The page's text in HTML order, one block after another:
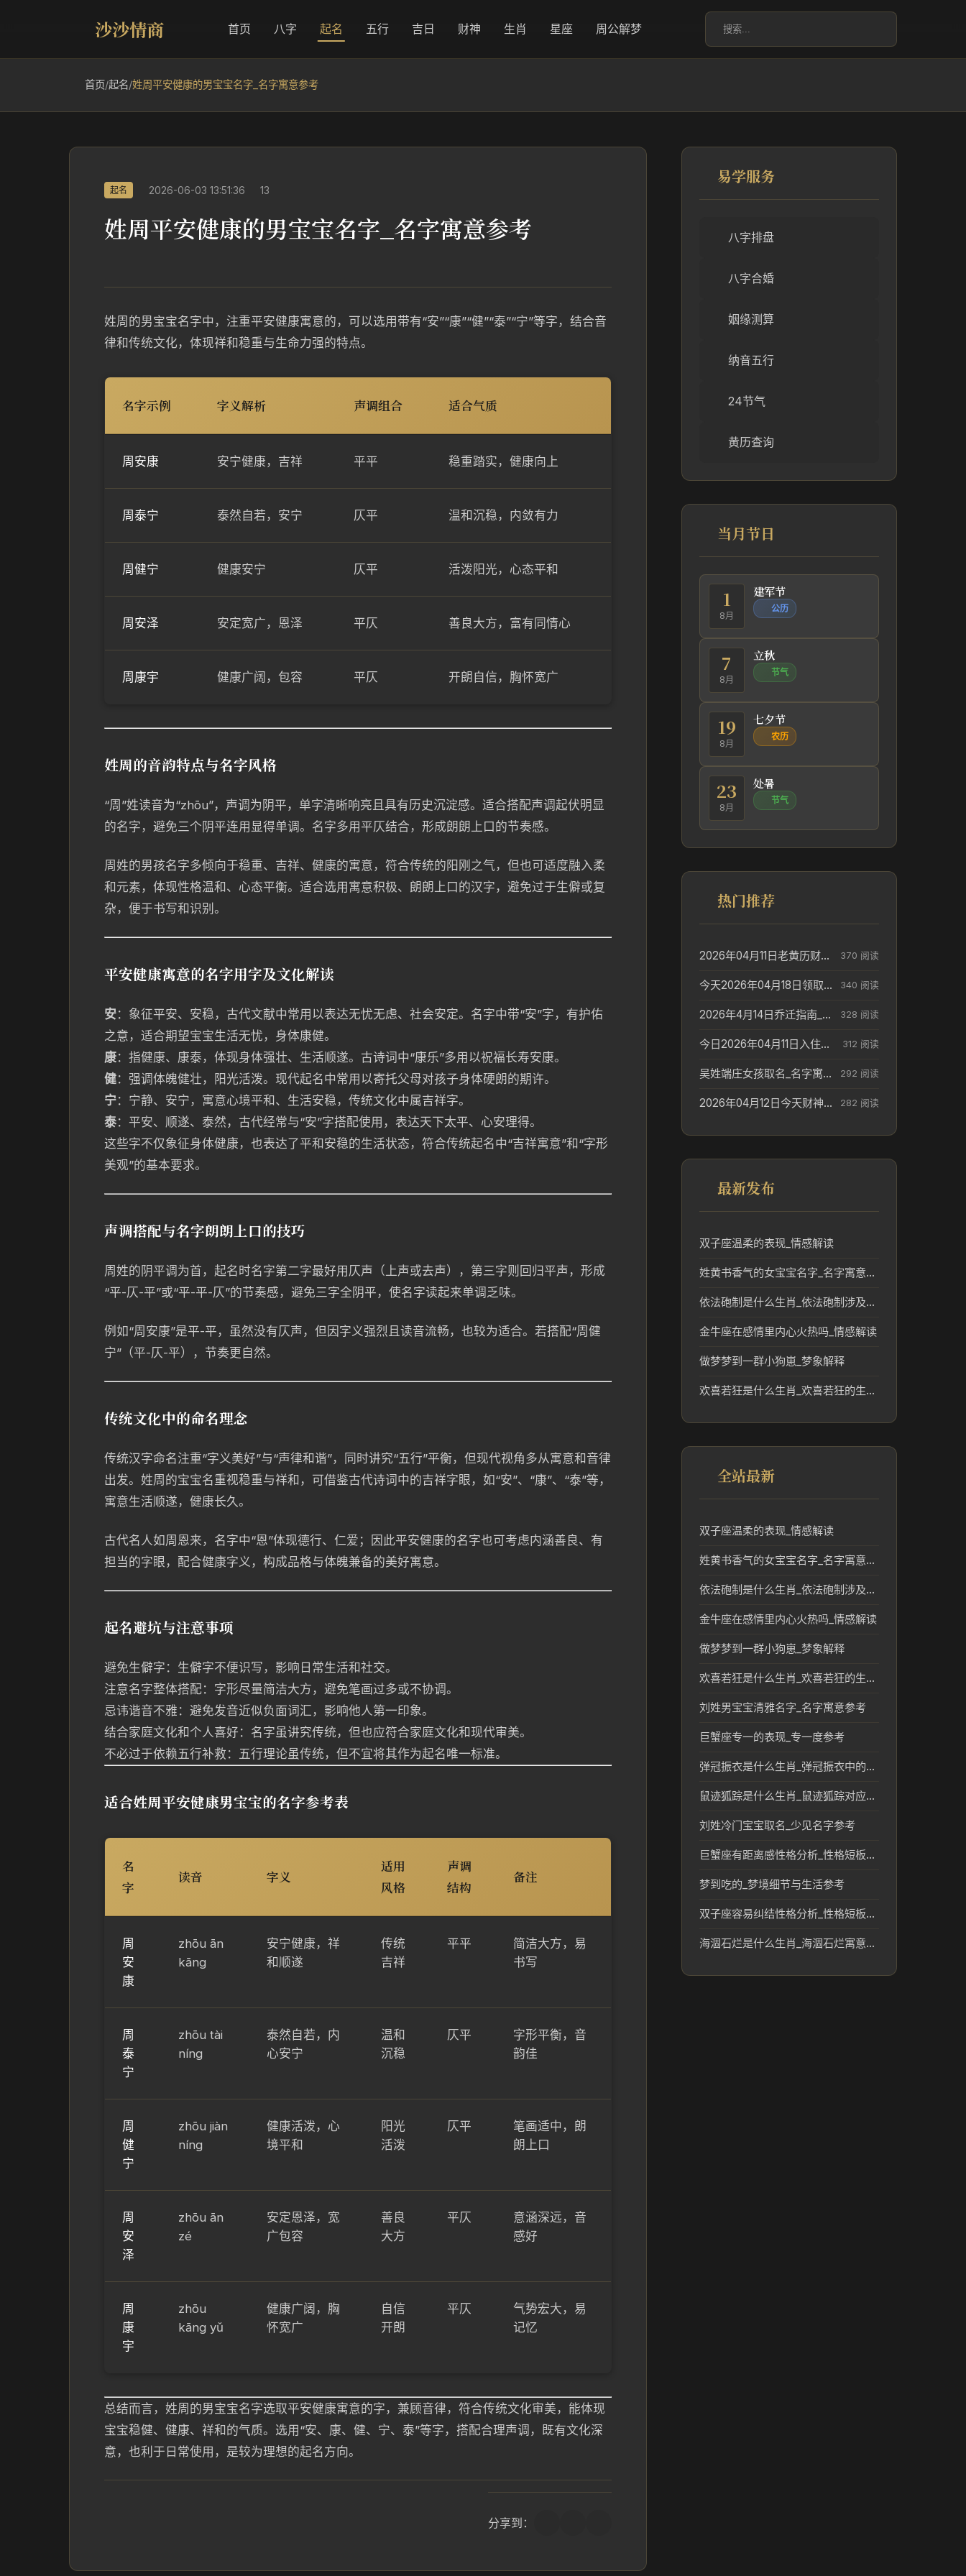
沙沙情商 首页 八字 起名 五行 吉日 财神 生肖 星座 周公解梦
首页/起名/姓周平安健康的男宝宝名字_名字寓意参考
起名 2026-06-03 13:51:36 13
姓周平安健康的男宝宝名字_名字寓意参考
姓周的男宝宝名字中，注重平安健康寓意的，可以选用带有“安”“康”“健”“泰”“宁”等字，结合音
律和传统文化，体现祥和稳重与生命力强的特点。
名字示例 字义解析 声调组合 适合气质
周安康 安宁健康，吉祥 平平 稳重踏实，健康向上
周泰宁 泰然自若，安宁 仄平 温和沉稳，内敛有力
周健宁 健康安宁 仄平 活泼阳光，心态平和
周安泽 安定宽广，恩泽 平仄 善良大方，富有同情心
周康宇 健康广阔，包容 平仄 开朗自信，胸怀宽广
姓周的音韵特点与名字风格
“周”姓读音为“zhōu”，声调为阴平，单字清晰响亮且具有历史沉淀感。适合搭配声调起伏明显
的名字，避免三个阴平连用显得单调。名字多用平仄结合，形成朗朗上口的节奏感。
周姓的男孩名字多倾向于稳重、吉祥、健康的寓意，符合传统的阳刚之气，但也可适度融入柔
和元素，体现性格温和、心态平衡。适合选用寓意积极、朗朗上口的汉字，避免过于生僻或复
杂，便于书写和识别。
平安健康寓意的名字用字及文化解读
安：象征平安、安稳，古代文献中常用以表达无忧无虑、社会安定。名字中带“安”字，有护佑
之意，适合期望宝宝生活无忧，身体康健。
康：指健康、康泰，体现身体强壮、生活顺遂。古诗词中“康乐”多用以祝福长寿安康。
健：强调体魄健壮，阳光活泼。现代起名中常用以寄托父母对孩子身体硬朗的期许。
宁：宁静、安宁，寓意心境平和、生活安稳，传统文化中属吉祥字。
泰：平安、顺遂、泰然，古代经常与“安”字搭配使用，表达天下太平、心安理得。
这些字不仅象征身体健康，也表达了平和安稳的生活状态，符合传统起名中“吉祥寓意”和“字形
美观”的基本要求。
声调搭配与名字朗朗上口的技巧
周姓的阴平调为首，起名时名字第二字最好用仄声（上声或去声），第三字则回归平声，形成
“平-仄-平”或“平-平-仄”的节奏感，避免三字全阴平，使名字读起来单调乏味。
例如“周安康”是平-平，虽然没有仄声，但因字义强烈且读音流畅，也较为适合。若搭配“周健
宁”（平-仄-平），节奏更自然。
传统文化中的命名理念
传统汉字命名注重“字义美好”与“声律和谐”，同时讲究“五行”平衡，但现代视角多从寓意和音律
出发。姓周的宝宝名重视稳重与祥和，可借鉴古代诗词中的吉祥字眼，如“安”、“康”、“泰”等，
寓意生活顺遂，健康长久。
古代名人如周恩来，名字中“恩”体现德行、仁爱；因此平安健康的名字也可考虑内涵善良、有
担当的字眼，配合健康字义，构成品格与体魄兼备的美好寓意。
起名避坑与注意事项
避免生僻字：生僻字不便识写，影响日常生活和社交。
注意名字整体搭配：字形尽量简洁大方，避免笔画过多或不协调。
忌讳谐音不雅：避免发音近似负面词汇，影响他人第一印象。
结合家庭文化和个人喜好：名字虽讲究传统，但也应符合家庭文化和现代审美。
不必过于依赖五行补救：五行理论虽传统，但不宜将其作为起名唯一标准。
适合姓周平安健康男宝宝的名字参考表
名
字
读音 字义
适用
风格
声调
结构
备注
周
安
康
zhōu ān
kāng
安宁健康，祥
和顺遂
传统
吉祥
平平
简洁大方，易
书写
周
泰
宁
zhōu tài
níng
泰然自若，内
心安宁
温和
沉稳
仄平
字形平衡，音
韵佳
周
健
宁
zhōu jiàn
níng
健康活泼，心
境平和
阳光
活泼
仄平
笔画适中，朗
朗上口
周
安
泽
zhōu ān
zé
安定恩泽，宽
广包容
善良
大方
平仄
意涵深远，音
感好
周
康
宇
zhōu
kāng yǔ
健康广阔，胸
怀宽广
自信
开朗
平仄
气势宏大，易
记忆
总结而言，姓周的男宝宝名字选取平安健康寓意的字，兼顾音律，符合传统文化审美，能体现
宝宝稳健、健康、祥和的气质。选用“安、康、健、宁、泰”等字，搭配合理声调，既有文化深
意，也利于日常使用，是较为理想的起名方向。
分享到：
易学服务
八字排盘
八字合婚
姻缘测算
纳音五行
24节气
黄历查询
当月节日
1
8月
建军节
公历
7
8月
立秋
节气
19
8月
七夕节
农历
23
8月
处暑
节气
热门推荐
2026年04月11日老黄历财神方位_财神方位与供奉讲究 370 阅读
今天2026年04月18日领取结婚证老黄历不适合吗_领证日期参考 340 阅读
2026年4月14日乔迁指南_搬家择日参考 328 阅读
今日2026年04月11日入住新居老黄历不适宜吗_搬家择日参考 312 阅读
吴姓端庄女孩取名_名字寓意参考 292 阅读
2026年04月12日今天财神在哪个吉位_财神方位参考 282 阅读
最新发布
双子座温柔的表现_情感解读
姓黄书香气的女宝宝名字_名字寓意参考
依法砲制是什么生肖_依法砲制涉及的生肖文化解读
金牛座在感情里内心火热吗_情感解读
做梦梦到一群小狗崽_梦象解释
欢喜若狂是什么生肖_欢喜若狂的生肖文化与传统解读
全站最新
双子座温柔的表现_情感解读
姓黄书香气的女宝宝名字_名字寓意参考
依法砲制是什么生肖_依法砲制涉及的生肖文化解读
金牛座在感情里内心火热吗_情感解读
做梦梦到一群小狗崽_梦象解释
欢喜若狂是什么生肖_欢喜若狂的生肖文化与传统解读
刘姓男宝宝清雅名字_名字寓意参考
巨蟹座专一的表现_专一度参考
弹冠振衣是什么生肖_弹冠振衣中的生肖象征与文化解读
鼠迹狐踪是什么生肖_鼠迹狐踪对应生肖文化解读
刘姓冷门宝宝取名_少见名字参考
巨蟹座有距离感性格分析_性格短板解析
梦到吃的_梦境细节与生活参考
双子座容易纠结性格分析_性格短板分析
海涸石烂是什么生肖_海涸石烂寓意指向的生肖分析